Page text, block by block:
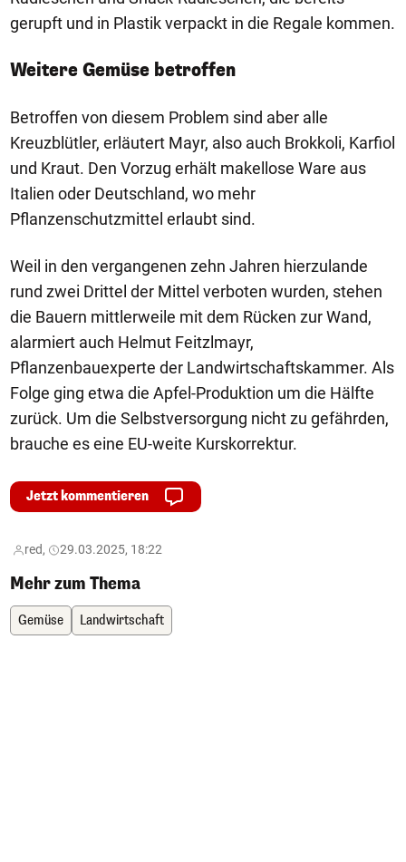
gerupft und in Plastik verpackt in die Regale kommen.
Weitere Gemüse betroffen
Betroffen von diesem Problem sind aber alle
Kreuzblütler, erläutert Mayr, also auch Brokkoli, Karfiol
und Kraut. Den Vorzug erhält makellose Ware aus
Italien oder Deutschland, wo mehr
Pflanzenschutzmittel erlaubt sind.
Weil in den vergangenen zehn Jahren hierzulande
rund zwei Drittel der Mittel verboten wurden, stehen
die Bauern mittlerweile mit dem Rücken zur Wand,
alarmiert auch Helmut Feitzlmayr,
Pflanzenbauexperte der Landwirtschaftskammer. Als
Folge ging etwa die Apfel-Produktion um die Hälfte
zurück. Um die Selbstversorgung nicht zu gefährden,
brauche es eine EU-weite Kurskorrektur.
Jetzt kommentieren
red, 29.03.2025, 18:22
Mehr zum Thema
Gemüse Landwirtschaft